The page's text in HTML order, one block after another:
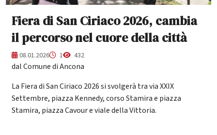
Fiera di San Ciriaco 2026, cambia
il percorso nel cuore della città
08.01.2026 1 432
dal Comune di Ancona
La Fiera di San Ciriaco 2026 si svolgerà tra via XXIX
Settembre, piazza Kennedy, corso Stamira e piazza
Stamira, piazza Cavour e viale della Vittoria.